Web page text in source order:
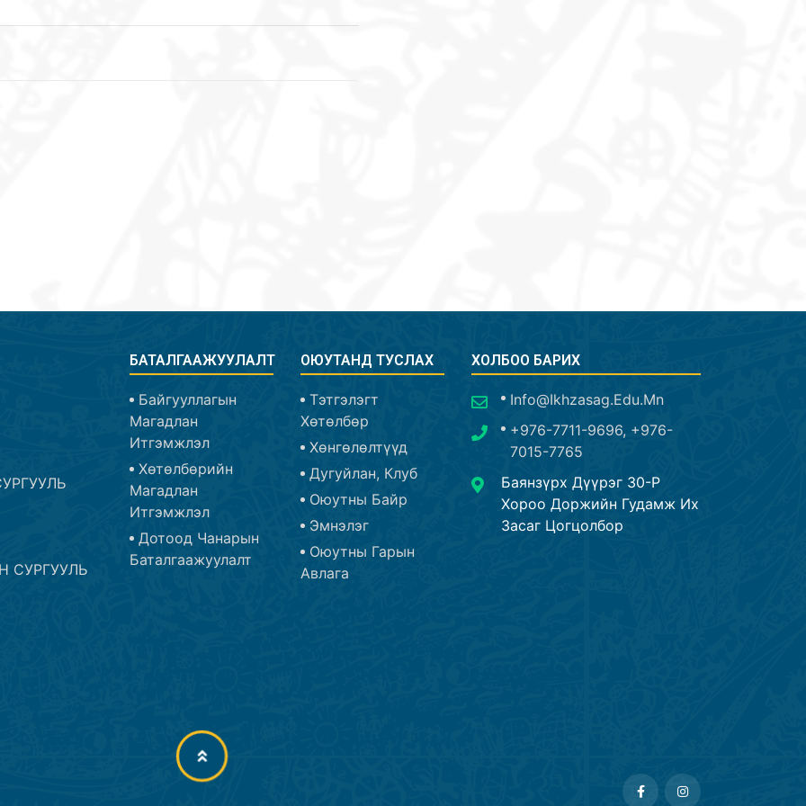
СУРГУУЛЬ
БАТАЛГААЖУУЛАЛТ
Байгууллагын
Магадлан
Итгэмжлэл
Хөтөлбөрийн
Магадлан
Итгэмжлэл
Дотоод Чанарын
Баталгаажуулалт
ОЮУТАНД ТУСЛАХ
Тэтгэлэгт
Хөтөлбөр
Хөнгөлөлтүүд
Дугуйлан, Клуб
Оюутны Байр
Эмнэлэг
Оюутны Гарын
Авлага
ХОЛБОО БАРИХ
Info@ikhzasag.edu.mn
+976-7711-9696, +976-
7015-7765
Баянзүрх Дүүрэг 30-Р
Хороо Доржийн Гудамж Их
Засаг Цогцолбор